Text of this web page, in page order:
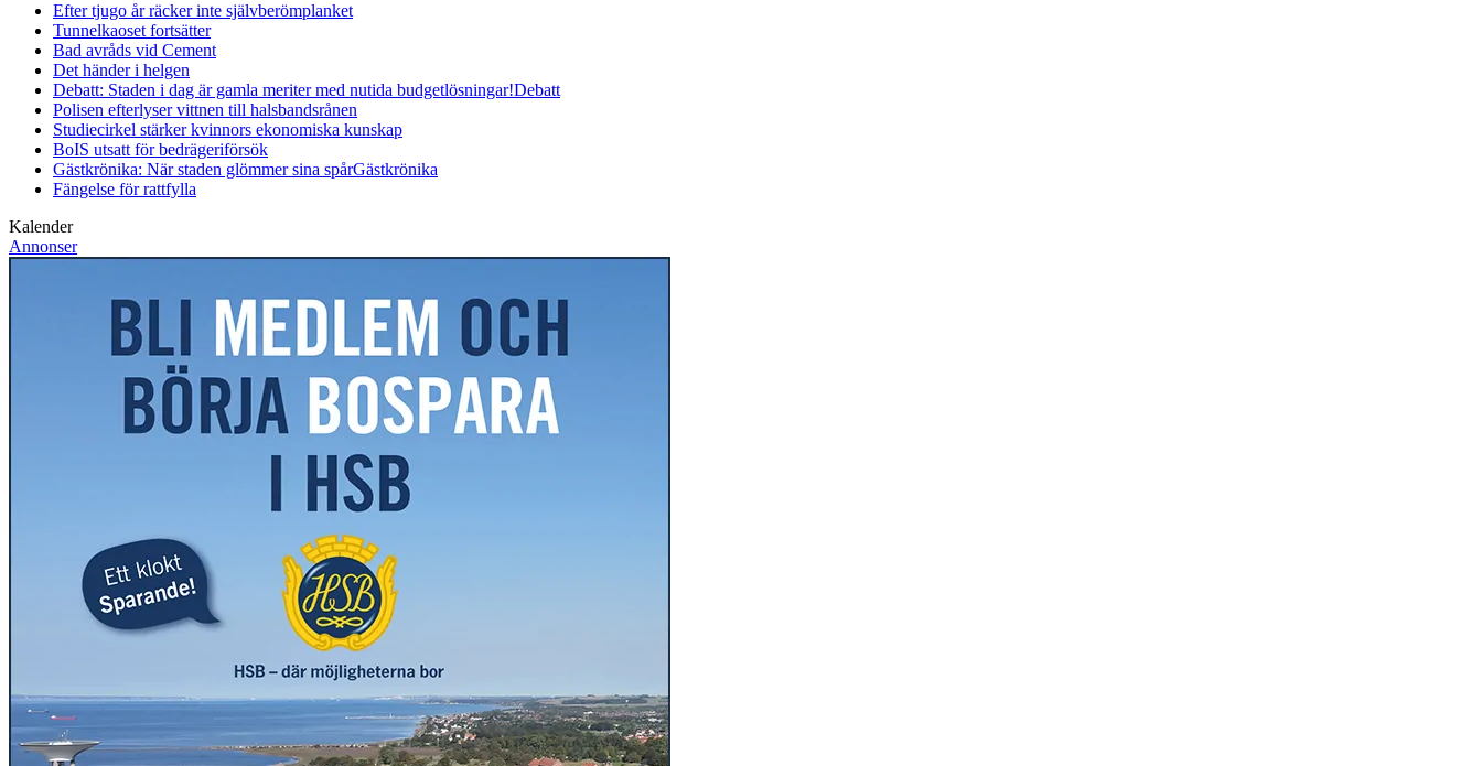
Efter tjugo år räcker inte självberömplanket
Tunnelkaoset fortsätter
Bad avråds vid Cement
Det händer i helgen
Debatt: Staden i dag är gamla meriter med nutida budgetlösningar!Debatt
Polisen efterlyser vittnen till halsbandsrånen
Studiecirkel stärker kvinnors ekonomiska kunskap
BoIS utsatt för bedrägeriförsök
Gästkrönika: När staden glömmer sina spårGästkrönika
Fängelse för rattfylla
Kalender
Annonser